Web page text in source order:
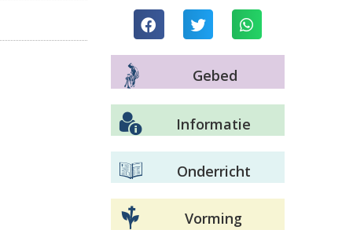
Gebed
Informatie
Onderricht
Vorming